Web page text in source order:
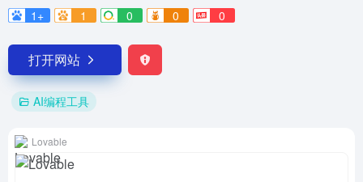
1+
1 0 0 0
打开网站
AI编程工具
Lovable